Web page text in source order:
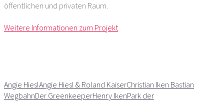
öffentlichen und privaten Raum.
Weitere Informationen zum Projekt
Angie HieslAngie Hiesl & Roland KaiserChristian Iken Bastian
WegbahnDer GreenkeeperHenry IkenPark der